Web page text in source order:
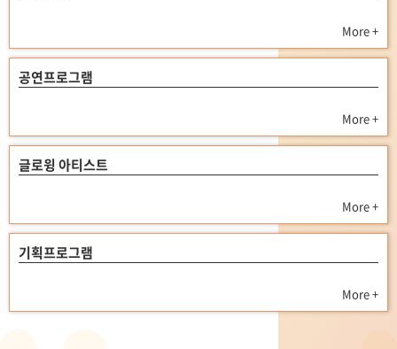
More +
공연프로그램
More +
글로윙 아티스트
More +
기획프로그램
More +